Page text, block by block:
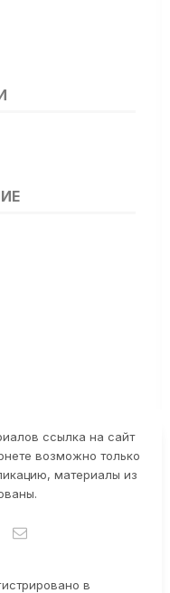
ссылка на сайт
возможно только
материалы из
в